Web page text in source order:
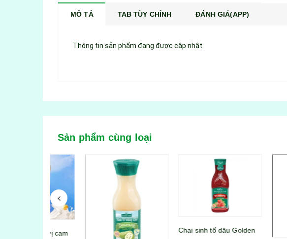
MÔ TẢ TAB TÙY CHỈNH ĐÁNH GIÁ(APP)
Thông tin sản phẩm đang được cập nhật
Sản phẩm cùng loại
Chai sinh tố dâu Golden